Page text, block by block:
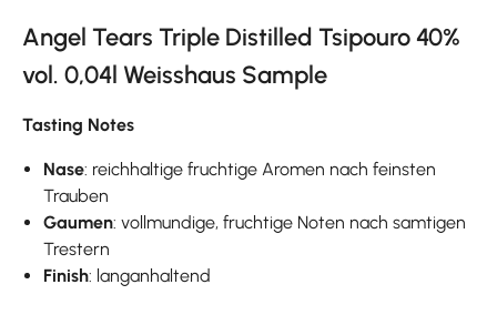
Angel Tears Triple Distilled Tsipouro 40%
vol. 0,04l Weisshaus Sample
Tasting Notes
Nase: reichhaltige fruchtige Aromen nach feinsten
Trauben
Gaumen: vollmundige, fruchtige Noten nach samtigen
Trestern
Finish: langanhaltend